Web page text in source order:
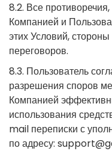
8.2. Все
Компанией и
этих Условий,
переговоров.
8.3. Пользователь
разрешения споров
Компанией
использования
mail переписки с
по адресу: